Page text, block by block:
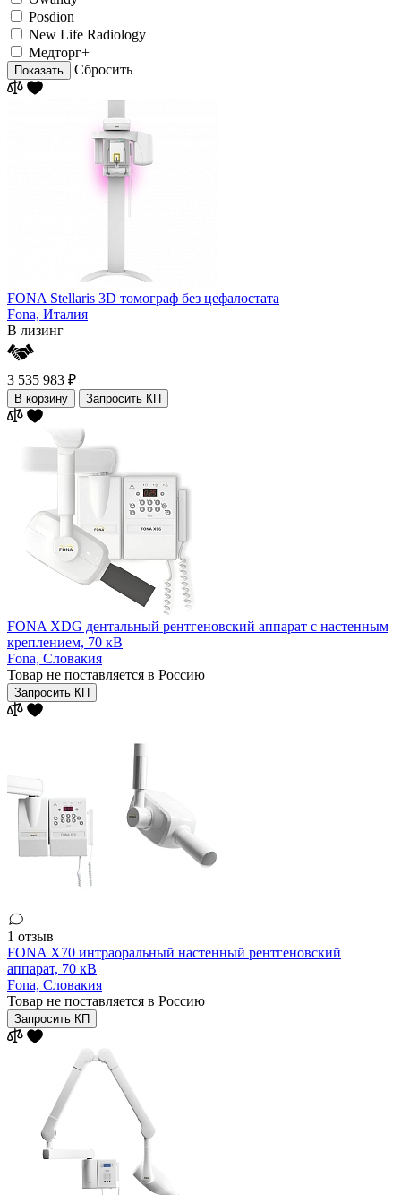
Posdion
New Life Radiology
Медторг+
Показать Сбросить
FОNA Stellaris 3D томограф без цефалостата
Fona, Италия
В лизинг
3 535 983 ₽
В корзину Запросить КП
FONA XDG дентальный рентгеновский аппарат с настенным
креплением, 70 кВ
Fona, Словакия
Товар не поставляется в Россию
Запросить КП
1 отзыв
FONA X70 интраоральный настенный рентгеновский
аппарат, 70 кВ
Fona, Словакия
Товар не поставляется в Россию
Запросить КП